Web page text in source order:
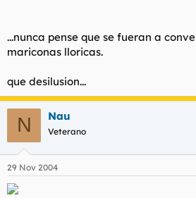
...nunca pense que se fueran a
mariconas lloricas.
que desilusion...
N Nau
Veterano
29 Nov 2004